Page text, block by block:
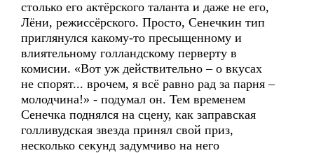
столько его актёрского таланта и даже не его,
Лёни, режиссёрского. Просто, Сенечкин тип
приглянулся какому-то пресыщенному и
влиятельному голландскому перверту в
комисии. «Вот уж действительно – о вкусах
не спорят... врочем, я всё равно рад за парня –
молодчина!» - подумал он. Тем временем
Сенечка поднялся на сцену, как заправская
голливудская звезда принял свой приз,
несколько секунд задумчиво на него